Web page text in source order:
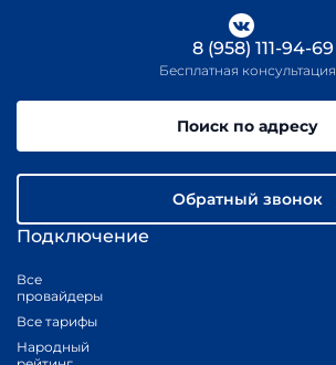
Подключение
Все
провайдеры
Все тарифы
Народный
8 (958) 111-94-69
Бесплатная консультация
Поиск по адресу
Обратный звонок